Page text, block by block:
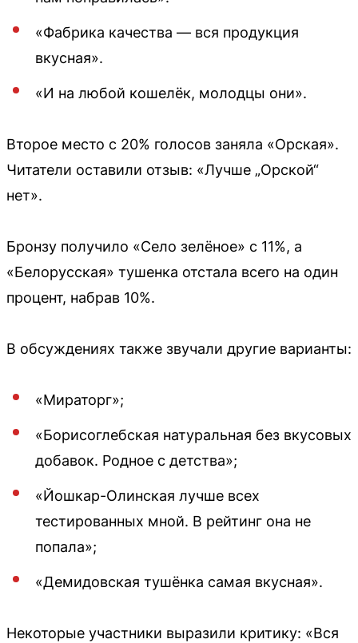
«Фабрика качества — вся продукция
вкусная».
«И на любой кошелёк, молодцы они».
Второе место с 20% голосов заняла «Орская».
Читатели оставили отзыв: «Лучше „Орской“
нет».
Бронзу получило «Село зелёное» с 11%, а
«Белорусская» тушенка отстала всего на один
процент, набрав 10%.
В обсуждениях также звучали другие варианты:
«Мираторг»;
«Борисоглебская натуральная без вкусовых
добавок. Родное с детства»;
«Йошкар-Олинская лучше всех
тестированных мной. В рейтинг она не
попала»;
«Демидовская тушёнка самая вкусная».
Некоторые участники выразили критику: «Вся